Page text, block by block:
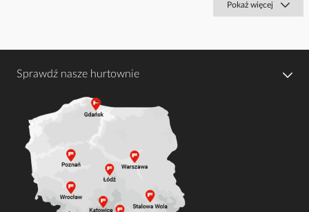
Pokaż więcej
Sprawdź nasze hurtownie